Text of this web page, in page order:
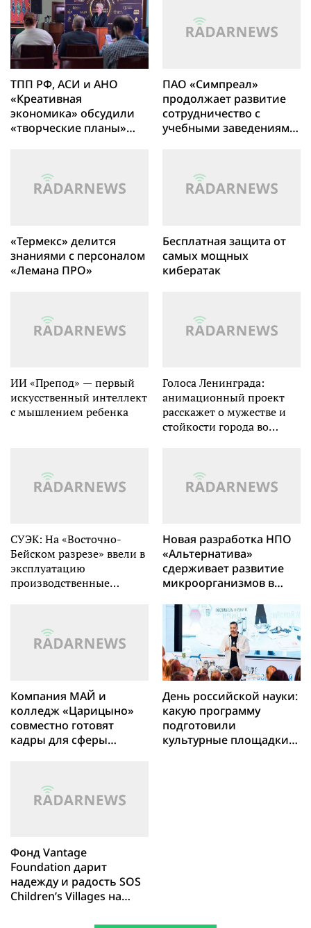
ТПП РФ, АСИ и АНО
«Креативная
экономика» обсудили
«творческие планы»
ПАО «Симпреал»
продолжает развитие
сотрудничество с
учебными заведениями
«Термекс» делится
знаниями с персоналом
«Лемана ПРО»
Бесплатная защита от
самых мощных
кибератак
ИИ «Препод» — первый
искусственный интеллект
с мышлением ребенка
Голоса Ленинграда:
анимационный проект
расскажет о мужестве и
стойкости города во
СУЭК: На «Восточно-
Бейском разрезе» ввели в
эксплуатацию
производственные
Новая разработка НПО
«Альтернатива»
сдерживает развитие
микроорганизмов в
и эффективно
подавляет кишечную
палочку Escherichia coli
Компания МАЙ и
колледж «Царицыно»
совместно готовят
кадры для сферы
День российской науки:
какую программу
подготовили
культурные площадки
Фонд Vantage
Foundation дарит
надежду и радость SOS
Children’s Villages на